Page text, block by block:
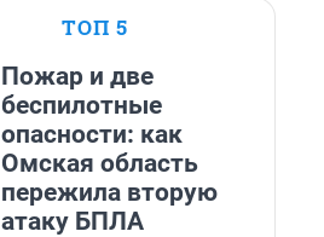
ТОП 5
Пожар и две
беспилотные
опасности: как
Омская область
пережила вторую
атаку БПЛА